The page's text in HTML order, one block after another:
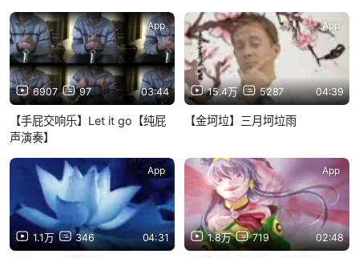
6907 97 03:44
App
【手屁交响乐】Let it go【纯屁
声演奏】
15.4万 5287 04:39
App
【金坷垃】三月坷垃雨
1.1万 346 04:31
App
1.8万 719 02:48
App